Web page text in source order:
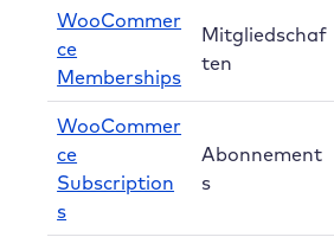
WooCommer
ce
Memberships
Mitgliedschaf
ten
WooCommer
ce
Subscription
s
Abonnement
s